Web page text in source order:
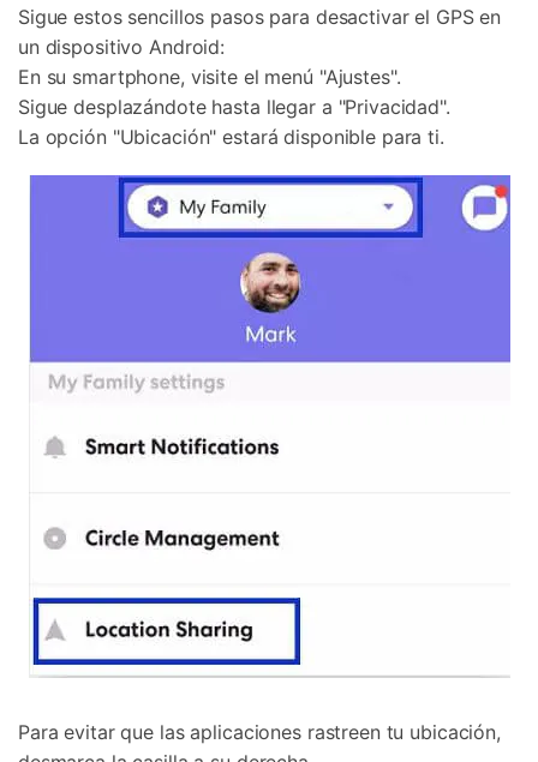
Sigue estos sencillos pasos para desactivar el GPS en
un dispositivo Android:
En su smartphone, visite el menú "Ajustes".
Sigue desplazándote hasta llegar a "Privacidad".
La opción "Ubicación" estará disponible para ti.
Para evitar que las aplicaciones rastreen tu ubicación,
+50M usuarios y +17 años de confianza
Recupera y transfiere datos fácilmente
Tecnología IA: sin conocimientos técnicos